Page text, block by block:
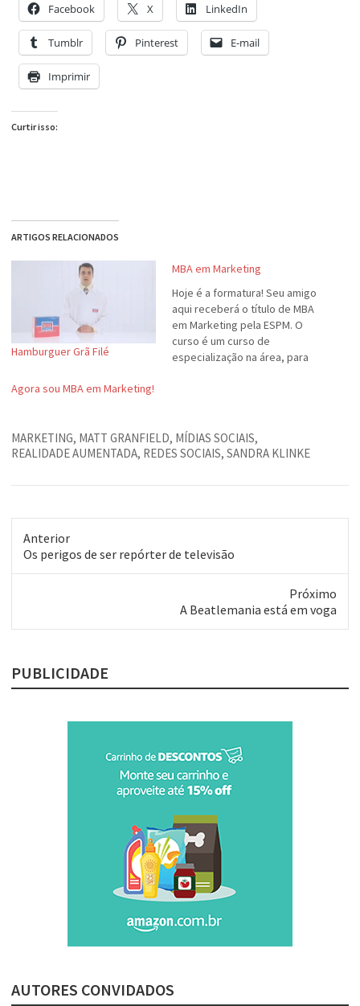
Facebook X LinkedIn
Tumblr Pinterest E-mail
Imprimir
Curtir isso:
ARTIGOS RELACIONADOS
Hamburguer Grã Filé
MBA em Marketing
Hoje é a formatura! Seu amigo
aqui receberá o título de MBA
em Marketing pela ESPM. O
curso é um curso de
especialização na área, para
Agora sou MBA em Marketing!
MARKETING, MATT GRANFIELD, MÍDIAS SOCIAIS,
REALIDADE AUMENTADA, REDES SOCIAIS, SANDRA KLINKE
Anterior
Post
Os perigos de ser repórter de televisão
Próximo
A Beatlemania está em voga
PUBLICIDADE
AUTORES CONVIDADOS